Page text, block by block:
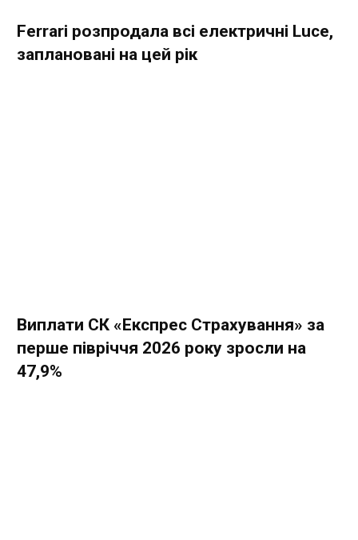
Ferrari розпродала всі електричні Luce,
заплановані на цей рік
Виплати СК «Експрес Страхування» за
перше півріччя 2026 року зросли на
47,9%